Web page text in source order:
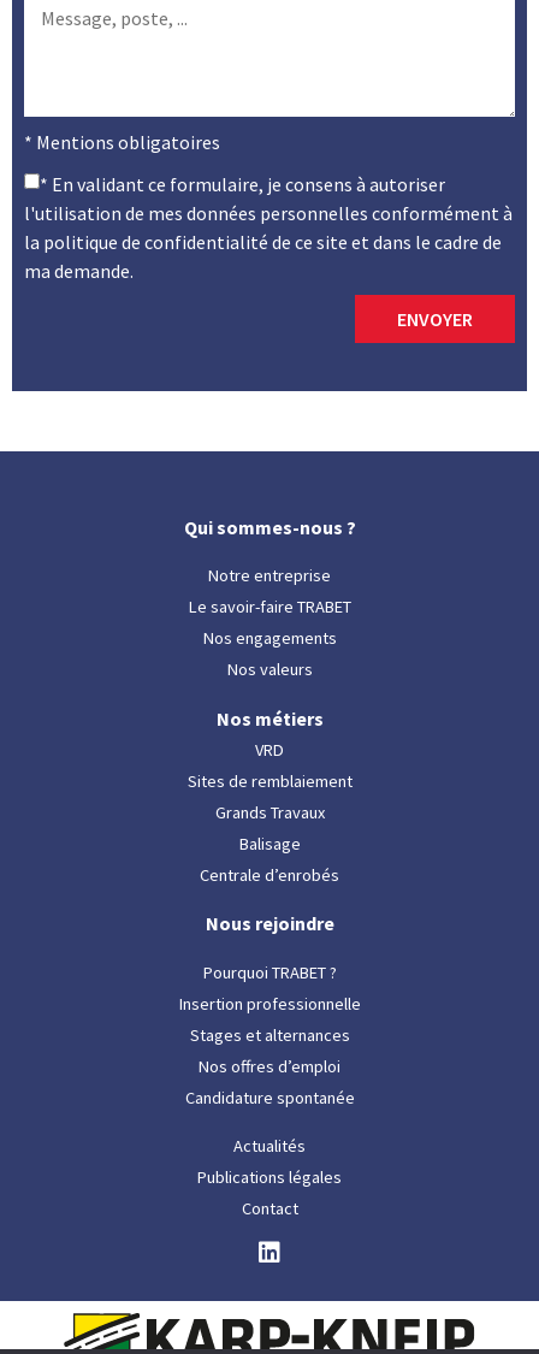
* Mentions obligatoires
* En validant ce formulaire, je consens à autoriser
l'utilisation de mes données personnelles conformément à
la politique de confidentialité de ce site et dans le cadre de
ma demande.
ENVOYER
Qui sommes-nous ?
Notre entreprise
Le savoir-faire TRABET
Nos engagements
Nos valeurs
Nos métiers
VRD
Sites de remblaiement
Grands Travaux
Balisage
Centrale d’enrobés
Nous rejoindre
Pourquoi TRABET ?
Insertion professionnelle
Stages et alternances
Nos offres d’emploi
Candidature spontanée
Actualités
Publications légales
Contact